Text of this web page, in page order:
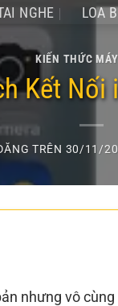
NGHE LOA
KIẾN THỨC
Kết Nối
TRÊN 30/11/
nhưng vô